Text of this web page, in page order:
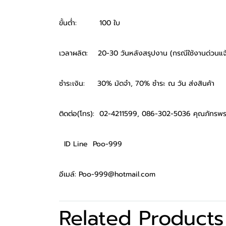
ขั้นต่ำ: 100 ใบ
เวลาผลิต: 20-30 วันหลังสรุปงาน (กรณีใช้งานด่วนแจ้
ชำระเงิน: 30% มัดจำ, 70% ชำระ ณ วัน ส่งสินค้า
ติดต่อ(โทร): 02-4211599, 086-302-5036 คุณภัทรพ
ID Line Poo-999
อีเมล์: Poo-999@hotmail.com
Related Products